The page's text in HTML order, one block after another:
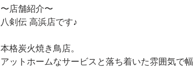
〜店舗紹介〜
八剣伝 高浜店です♪
本格炭火焼き鳥店。
アットホームなサービスと落ち着いた雰囲気で